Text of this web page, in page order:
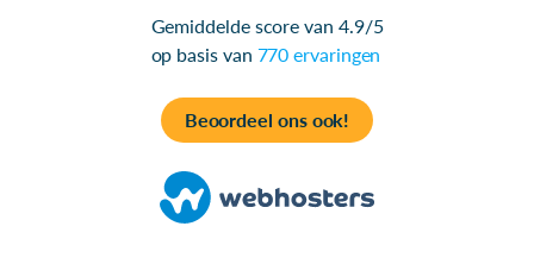
Gemiddelde score van 4.9/5
op basis van 770 ervaringen
Beoordeel ons ook!